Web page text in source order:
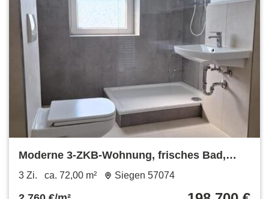
Moderne 3-ZKB-Wohnung, frisches Bad,
ruhige, zentrale Lage Siegen
3 Zi. ca. 72,00 m² Siegen 57074